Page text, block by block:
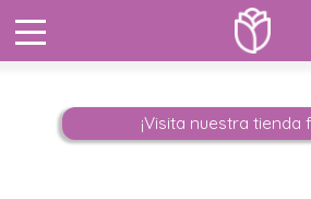
¡Visita nuestra tienda